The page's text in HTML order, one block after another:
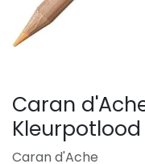
Caran
Caran d'Ache